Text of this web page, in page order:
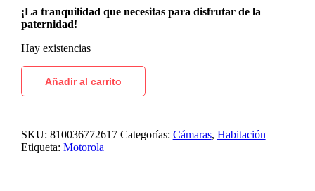
¡La tranquilidad que necesitas para disfrutar de la
paternidad!
Hay existencias
Añadir al carrito
SKU: 810036772617 Categorías: Cámaras, Habitación
Etiqueta: Motorola